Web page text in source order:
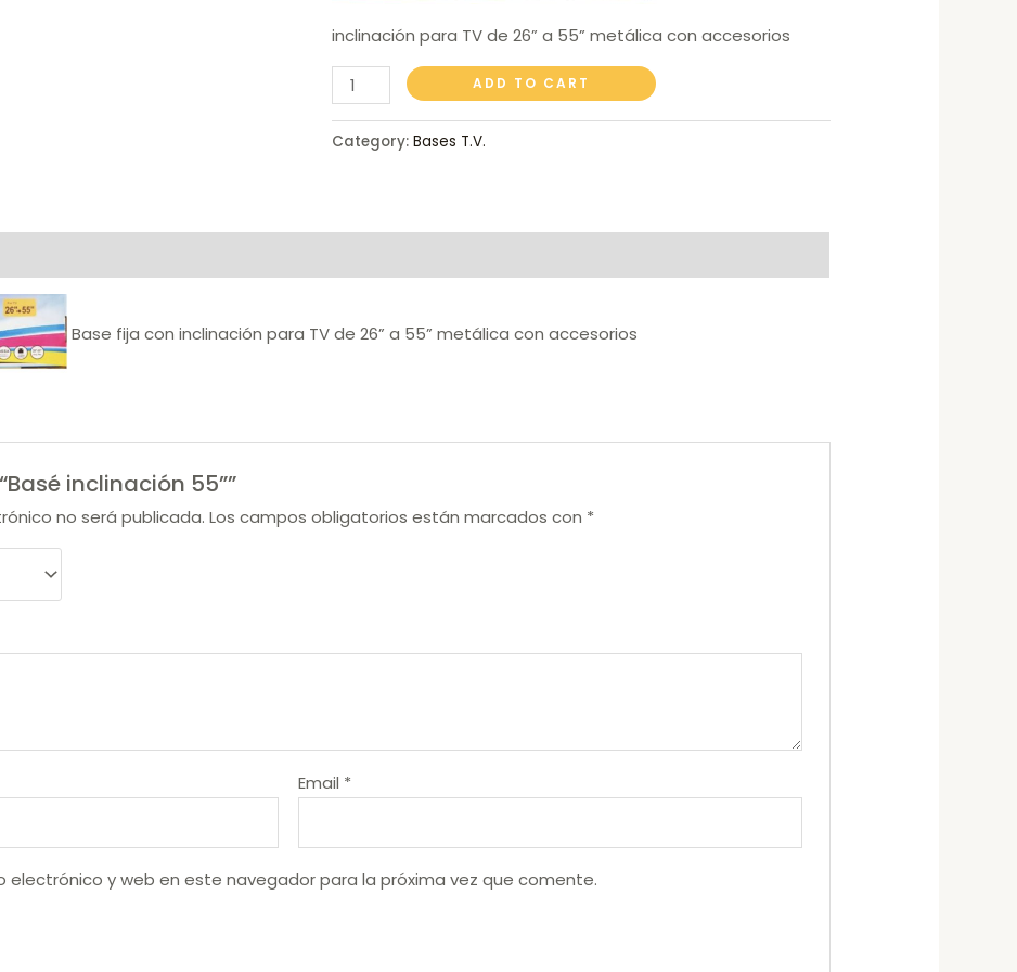
inclinación para TV de 26” a 55” metálica con accesorios
ADD TO CART
Category: Bases T.V.
Base fija con inclinación para TV de 26” a 55” metálica con accesorios
inclinación 55””
no será publicada. Los campos obligatorios están marcados con *
Email *
electrónico y web en este navegador para la próxima vez que comente.